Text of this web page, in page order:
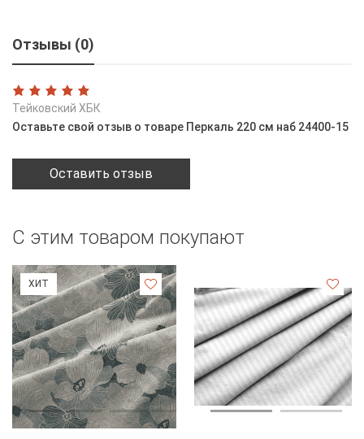
Отзывы (0)
Тейковский ХБК
Оставьте свой отзыв о товаре Перкаль 220 см наб 24400-15
Оставить отзыв
С этим товаром покупают
ХИТ